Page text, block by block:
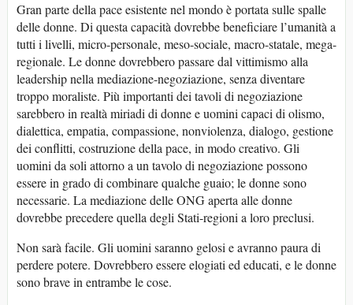
Gran parte della pace esistente nel mondo è portata sulle spalle
delle donne. Di questa capacità dovrebbe beneficiare l’umanità a
tutti i livelli, micro-personale, meso-sociale, macro-statale, mega-
regionale. Le donne dovrebbero passare dal vittimismo alla
leadership nella mediazione-negoziazione, senza diventare
troppo moraliste. Più importanti dei tavoli di negoziazione
sarebbero in realtà miriadi di donne e uomini capaci di olismo,
dialettica, empatia, compassione, nonviolenza, dialogo, gestione
dei conflitti, costruzione della pace, in modo creativo. Gli
uomini da soli attorno a un tavolo di negoziazione possono
essere in grado di combinare qualche guaio; le donne sono
necessarie. La mediazione delle ONG aperta alle donne
dovrebbe precedere quella degli Stati-regioni a loro preclusi.
Non sarà facile. Gli uomini saranno gelosi e avranno paura di
perdere potere. Dovrebbero essere elogiati ed educati, e le donne
sono brave in entrambe le cose.